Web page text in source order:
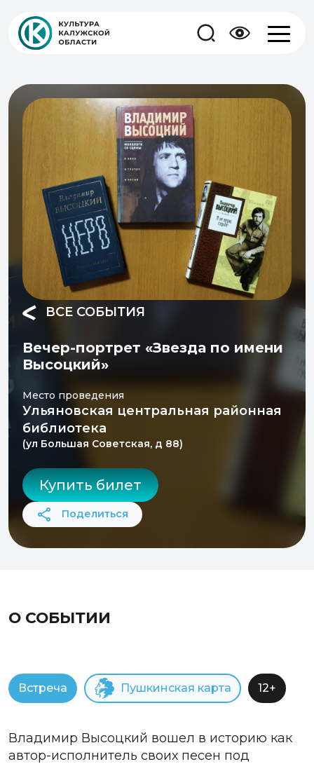
ВСЕ СОБЫТИЯ
Вечер-портрет «Звезда по имени
Высоцкий»
Место проведения
Ульяновская центральная районная
библиотека
(ул Большая Советская, д 88)
Купить билет
Поделиться
О СОБЫТИИ
Встреча Пушкинская карта 12+
Владимир Высоцкий вошел в историю как
автор-исполнитель своих песен под